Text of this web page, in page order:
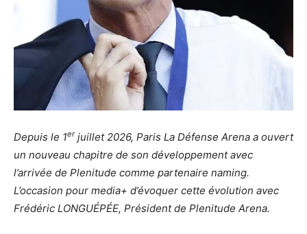
Depuis le 1erjuillet 2026, Paris La Défense Arena a ouvert
un nouveau chapitre de son développement avec
l’arrivée de Plenitude comme partenaire naming.
L’occasion pour media+ d’évoquer cette évolution avec
Frédéric LONGUÉPÉE, Président de Plenitude Arena.